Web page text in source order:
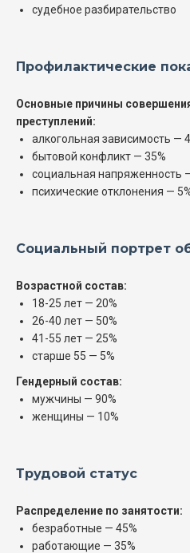
судебное разбирательство
Профилактические
Основные причины
преступлений:
алкогольная зависимость —
бытовой конфликт — 35%
социальная напряженность
психические отклонения —
Социальный портрет
Возрастной состав:
18-25 лет — 20%
26-40 лет — 50%
41-55 лет — 25%
старше 55 — 5%
Гендерный состав:
мужчины — 90%
женщины — 10%
Трудовой статус
Распределение по занятости:
безработные — 45%
работающие — 35%